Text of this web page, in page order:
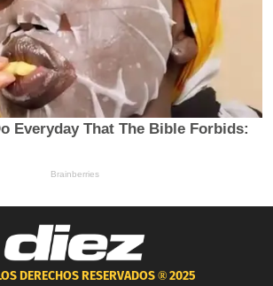
DERECHOS RESERVADOS ®2025